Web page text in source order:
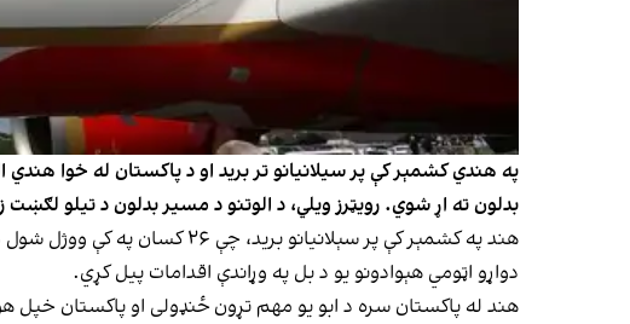
په هندي کشمېر کې پر سيلانیانو تر برید او د پاکستان له خوا هندي
بدلون ته اړ شوي. رويټرز ویلي، د الوتنو د مسیر بدلون د تیلو
هند په کشمېر کې پر سېلانیانو برید، چې ۲۶ کسان په کې ووژل شول د پاکستاني ډلو لاس وباله؛ خو پاکستان په دې بريد کې لاس لرل رد کړي.
دواړو اټومي هېوادونو یو د بل په وړاندې اقدامات پيل کړي.
هند له پاکستان سره د ابو یو مهم تړون ځنډولی او پاکستان خپل